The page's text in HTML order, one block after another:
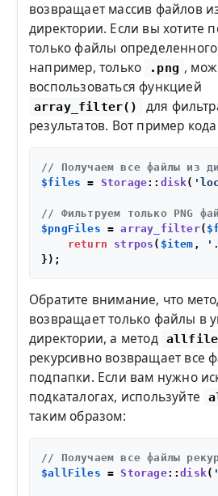
возвращает массив файлов
директории. Если вы хотите
только файлы
например, только
.png ,
воспользоваться функцией
array_filter()
для
результатов. Вот пример
// Получаем все файлы из
$files = Storage:: disk(
// Фильтруем только PNG
$pngFiles = array_filter(
return
strpos ( $item ,
Обратите внимание, что
возвращает только файлы в
директории, а метод
рекурсивно возвращает все
подпапки. Если вам нужно
подкаталогах, используйте
таким образом:
// Получаем все файлы
$allFiles = Storage::disk(